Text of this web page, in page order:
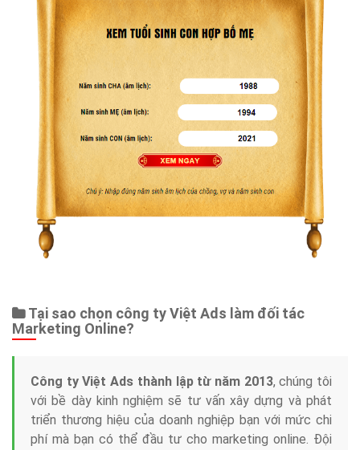
Tại sao chọn công ty Việt Ads làm đối tác
Marketing Online?
Công ty Việt Ads thành lập từ năm 2013, chúng tôi
với bề dày kinh nghiệm sẽ tư vấn xây dựng và phát
triển thương hiệu của doanh nghiệp bạn với mức chi
phí mà bạn có thể đầu tư cho marketing online. Đội